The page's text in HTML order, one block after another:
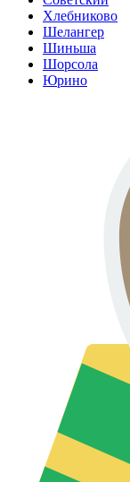
Хлебниково
Шелангер
Шиньша
Шорсола
Юрино